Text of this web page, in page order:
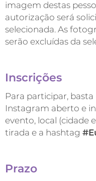
imagem destas
autorização será
selecionada. As
serão excluídas da
Inscrições
Para participar,
Instagram aberto e
evento, local (cidade
tirada e a hashtag
Prazo